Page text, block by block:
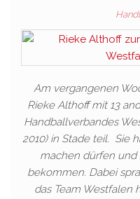
Am vergangenen
Rieke Althoff mit 13
Handballverbandes
2010) in Stade teil. Sie
machen dürfen und
bekommen. Dabei
das Team Westfalen